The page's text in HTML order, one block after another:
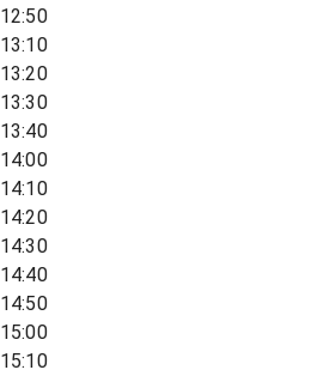
12:50
13:10
13:20
13:30
13:40
14:00
14:10
14:20
14:30
14:40
14:50
15:00
15:10